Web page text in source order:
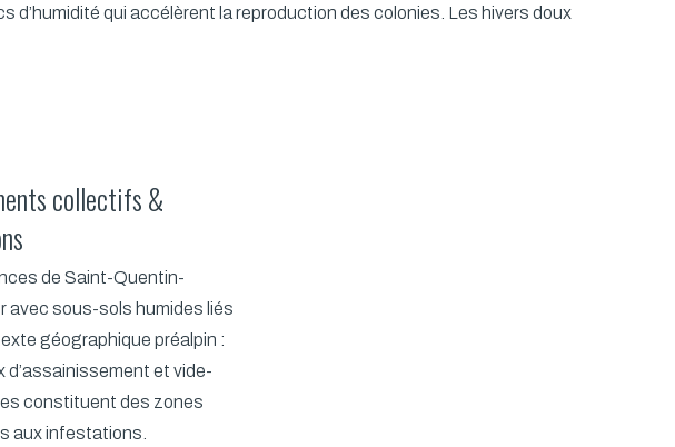
qui accélèrent la reproduction des colonies. Les hivers doux
collectifs &
de Saint-Quentin-
avec sous-sols humides liés
géographique préalpin :
d’assainissement et vide-
constituent des zones
aux infestations.